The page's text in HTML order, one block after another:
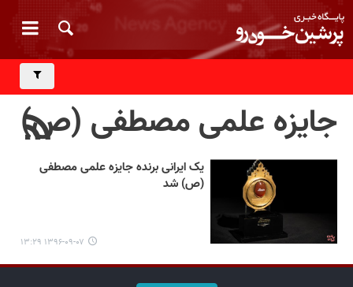
جایزه علمی مصطفی (ص)
یک ایرانی برنده جایزه علمی مصطفی
(ص) شد
۱۳۹۶-۰۹-۰۷ ۱۳:۲۹